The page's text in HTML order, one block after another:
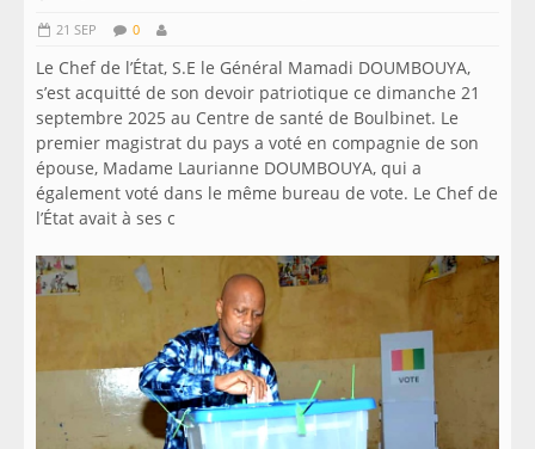
21 SEP 0
Le Chef de l’État, S.E le Général Mamadi DOUMBOUYA,
s’est acquitté de son devoir patriotique ce dimanche 21
septembre 2025 au Centre de santé de Boulbinet. Le
premier magistrat du pays a voté en compagnie de son
épouse, Madame Laurianne DOUMBOUYA, qui a
également voté dans le même bureau de vote. Le Chef de
l’État avait à ses c